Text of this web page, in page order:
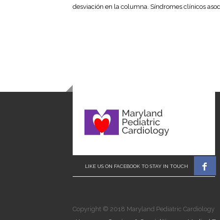
desviación en la columna. Síndromes clínicos

Copyright © 2018 Maryland Pediatric Cardiology